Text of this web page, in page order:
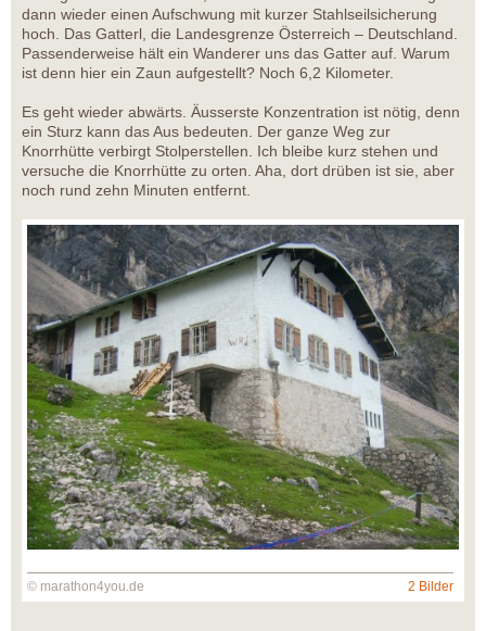
dann wieder einen Aufschwung mit kurzer Stahlseilsicherung
hoch. Das Gatterl, die Landesgrenze Österreich – Deutschland.
Passenderweise hält ein Wanderer uns das Gatter auf. Warum
ist denn hier ein Zaun aufgestellt? Noch 6,2 Kilometer.
Es geht wieder abwärts. Äusserste Konzentration ist nötig, denn
ein Sturz kann das Aus bedeuten. Der ganze Weg zur
Knorrhütte verbirgt Stolperstellen. Ich bleibe kurz stehen und
versuche die Knorrhütte zu orten. Aha, dort drüben ist sie, aber
noch rund zehn Minuten entfernt.
© marathon4you.de 2 Bilder